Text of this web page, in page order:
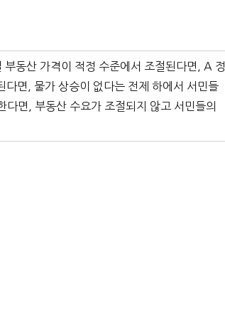
동산 가격이 적정 수준에서 조절된다면, A 정
다면, 물가 상승이 없다는 전제 하에서 서민들
면, 부동산 수요가 조절되지 않고 서민들의